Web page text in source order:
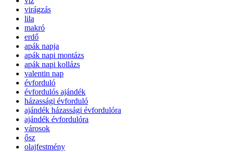
virágzás
lila
makró
erdő
apák napja
apák napi montázs
apák napi kollázs
valentin nap
évforduló
évfordulós ajándék
házassági évforduló
ajándék házassági évfordulóra
ajándék évfordulóra
városok
ősz
olajfestmény